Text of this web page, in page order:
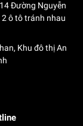
cách điện giúp
ẩn khi xử lý các
này không chỉ
phòng ngừa
bảo vệ tối đa
Đường Nguyễn
ô tô tránh nhau
Khu đô thị An